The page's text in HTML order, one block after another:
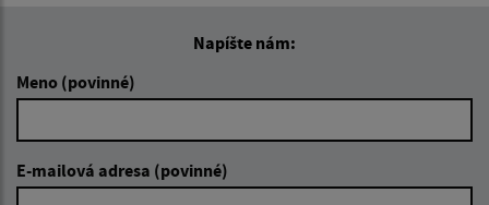
Napíšte nám:
Meno (povinné)
E-mailová adresa (povinné)